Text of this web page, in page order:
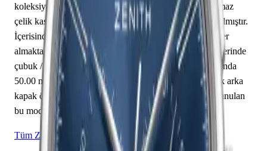
koleksiyonuna ait bir kol saati modelidir. Saatin paslanmaz
çelik kasası 42.00 mm çapa sahip olup safir cam kullanılmıştır.
İçerisinde Zenith caliber El Primero 4069 mekanizma yer
almakta olup saat, dakika sunmaktadır. Mavi kadranı üzerinde
çubuk / nokta indeksler yer almaktadır. Teknik detaylarında
50.00 m su geçirmezlik, 11.80 mm kasa yüksekliği, açık arka
kapak öne çıkmaktadır. Sınırlı üretim olarak piyasaya sunulan
bu model, koleksiyonerlerin ilgisini çekmektedir.
Tüm Zenith Modelleri